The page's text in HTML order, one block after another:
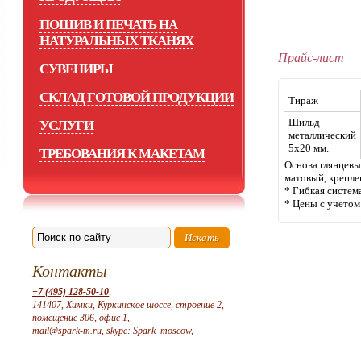
ПОШИВ И ПЕЧАТЬ НА
НАТУРАЛЬНЫХ ТКАНЯХ
СУВЕНИРЫ
СКЛАД ГОТОВОЙ ПРОДУКЦИИ
УСЛУГИ
ТРЕБОВАНИЯ К МАКЕТАМ
Контакты
+7 (495) 128-50-10,
141407, Химки, Куркинское шоссе, строение 2,
помещение 306, офис 1,
mail@spark-m.ru, skype: Spark_moscow,
Прайс-лист
Тираж
Шильд
металлический
5x20 мм.
Основа
матовый,
* Гибкая
* Цены с